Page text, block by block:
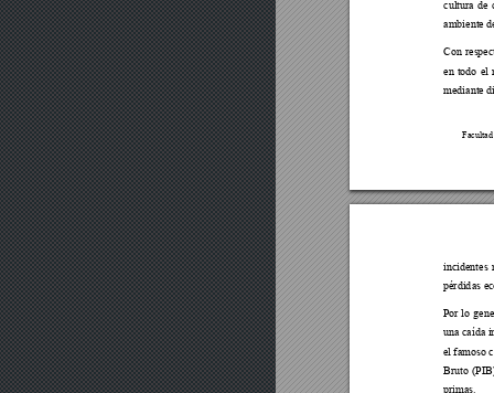
Facult
cultura de
ambiente
Con
en todo el
mediante
incidentes
pérdid as
Por lo
una caída
el famoso
Bruto
primas.